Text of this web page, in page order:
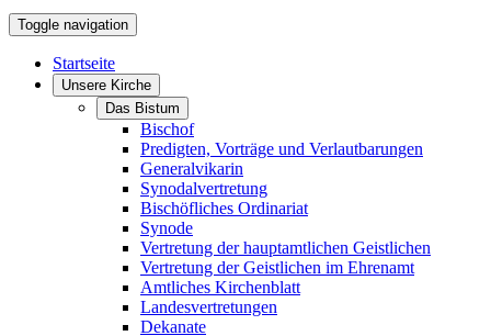
Toggle navigation
Startseite
Unsere Kirche
Das Bistum
Bischof
Predigten, Vorträge und Verlautbarungen
Generalvikarin
Synodalvertretung
Bischöfliches Ordinariat
Synode
Vertretung der hauptamtlichen Geistlichen
Vertretung der Geistlichen im Ehrenamt
Amtliches Kirchenblatt
Landesvertretungen
Dekanate